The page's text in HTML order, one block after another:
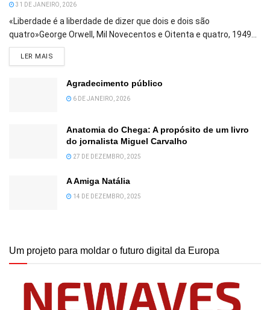
31 DE JANEIRO, 2026
«Liberdade é a liberdade de dizer que dois e dois são
quatro»George Orwell, Mil Novecentos e Oitenta e quatro, 1949...
LER MAIS
Agradecimento público
6 DE JANEIRO, 2026
Anatomia do Chega: A propósito de um livro
do jornalista Miguel Carvalho
27 DE DEZEMBRO, 2025
A Amiga Natália
14 DE DEZEMBRO, 2025
Um projeto para moldar o futuro digital da Europa